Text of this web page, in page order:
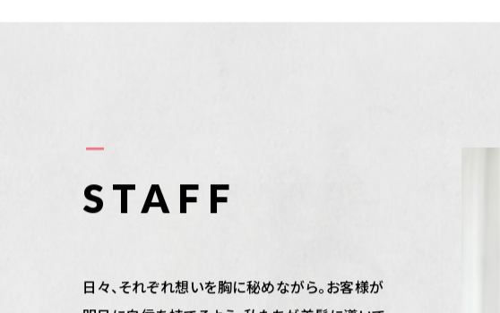
STAFF
日々、それぞれ想いを胸に秘めながら。お客様が
ASSISTANT